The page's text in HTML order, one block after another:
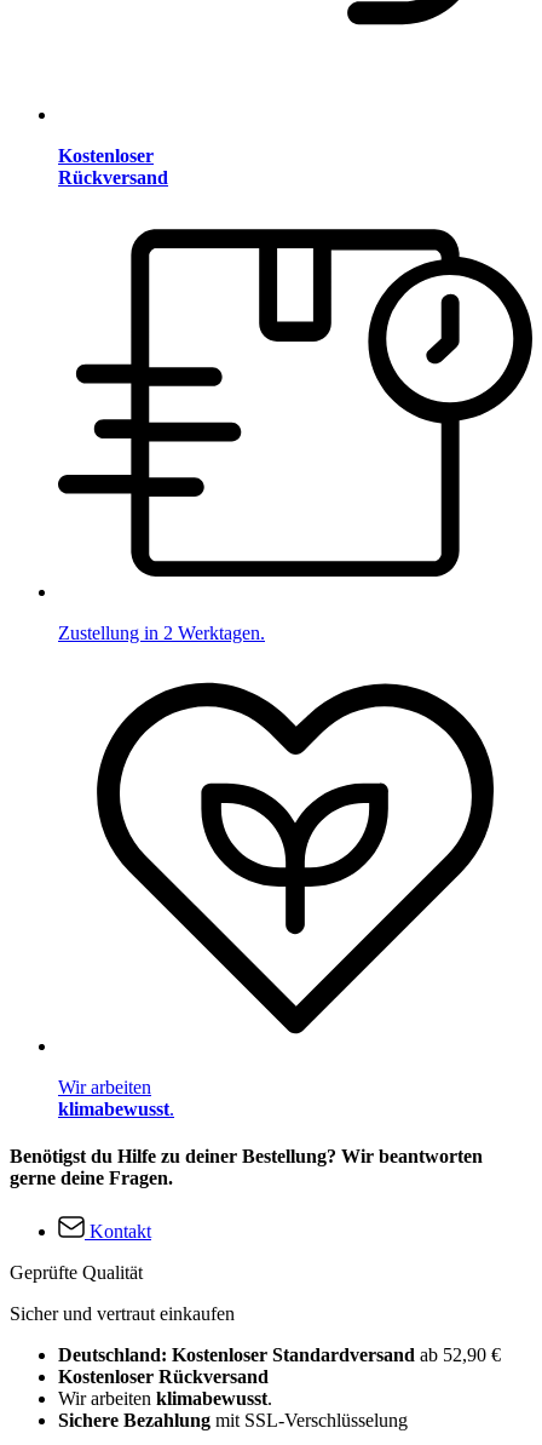
Kostenloser
Rückversand
Zustellung in 2 Werktagen.
Wir arbeiten
klimabewusst.
Benötigst du Hilfe zu deiner Bestellung? Wir beantworten
gerne deine Fragen.
Kontakt
Geprüfte Qualität
Sicher und vertraut einkaufen
Deutschland: Kostenloser Standardversand ab 52,90 €
Kostenloser Rückversand
Wir arbeiten klimabewusst.
Sichere Bezahlung mit SSL-Verschlüsselung